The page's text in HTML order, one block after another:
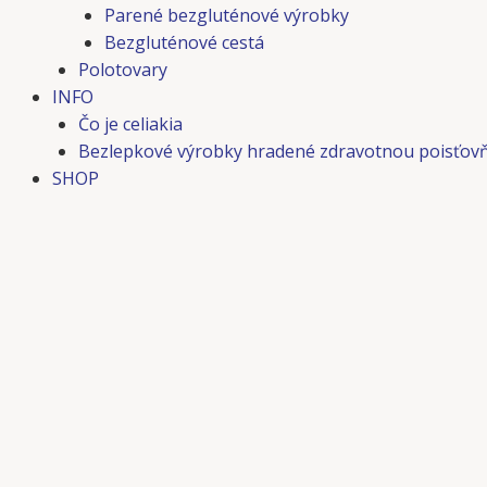
Parené bezgluténové výrobky
Bezgluténové cestá
Polotovary
INFO
Čo je celiakia
Bezlepkové výrobky hradené zdravotnou
SHOP